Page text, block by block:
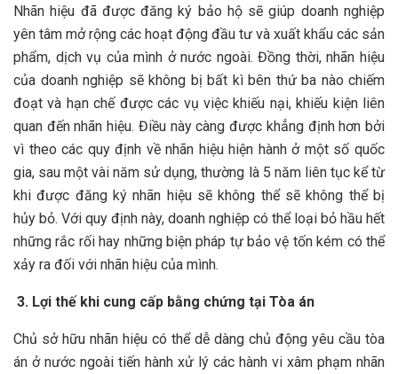
Nhãn hiệu đã được đăng ký bảo hộ sẽ giúp doanh nghiệp
yên tâm mở rộng các hoạt động đầu tư và xuất khẩu các sản
phẩm, dịch vụ của mình ở nước ngoài. Đồng thời, nhãn hiệu
của doanh nghiệp sẽ không bị bất kì bên thứ ba nào chiếm
đoạt và hạn chế được các vụ việc khiếu nại, khiếu kiện liên
quan đến nhãn hiệu. Điều này càng được khẳng định hơn bởi
vì theo các quy định về nhãn hiệu hiện hành ở một số quốc
gia, sau một vài năm sử dụng, thường là 5 năm liên tục kể từ
khi được đăng ký nhãn hiệu sẽ không thể sẽ không thể bị
hủy bỏ. Với quy định này, doanh nghiệp có thể loại bỏ hầu hết
những rắc rối hay những biện pháp tự bảo vệ tốn kém có thể
xảy ra đối với nhãn hiệu của mình.
3. Lợi thế khi cung cấp bằng chứng tại Tòa án
Chủ sở hữu nhãn hiệu có thể dễ dàng chủ động yêu cầu tòa
án ở nước ngoài tiến hành xử lý các hành vi xâm phạm nhãn